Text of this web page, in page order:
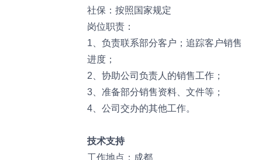
社保：按照国家规定
岗位职责：
1、负责联系部分客户；追踪客户销售
进度；
2、协助公司负责人的销售工作；
3、准备部分销售资料、文件等；
4、公司交办的其他工作。
技术支持
工作地点：成都